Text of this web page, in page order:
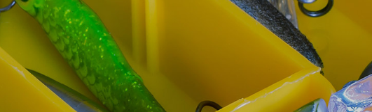
갑채비
75mm 내추럴
봉돌